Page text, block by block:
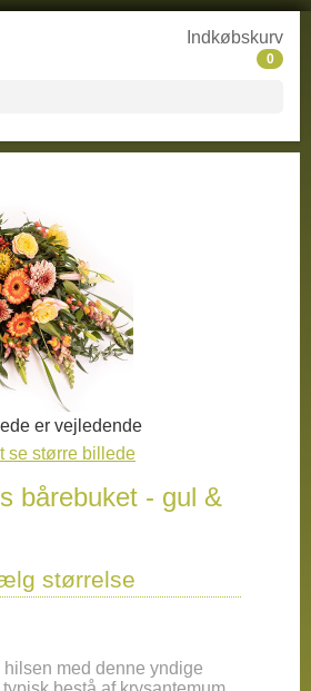
Indkøbskurv
0
er vejledende
se større billede
bårebuket - gul &
størrelse
med denne yndige